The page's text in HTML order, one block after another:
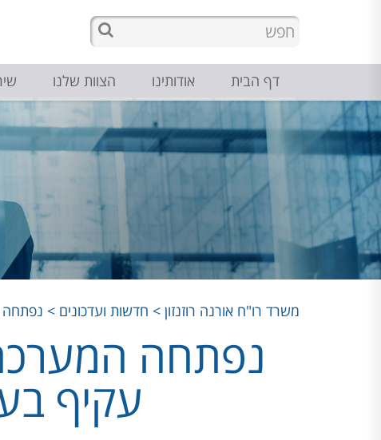
דף הבית אודותינו הצוות שלנו
משרד רו"ח אורנה רוזנזון > חדשות ועדכונים > נפתחה
נפתחה
עקיף